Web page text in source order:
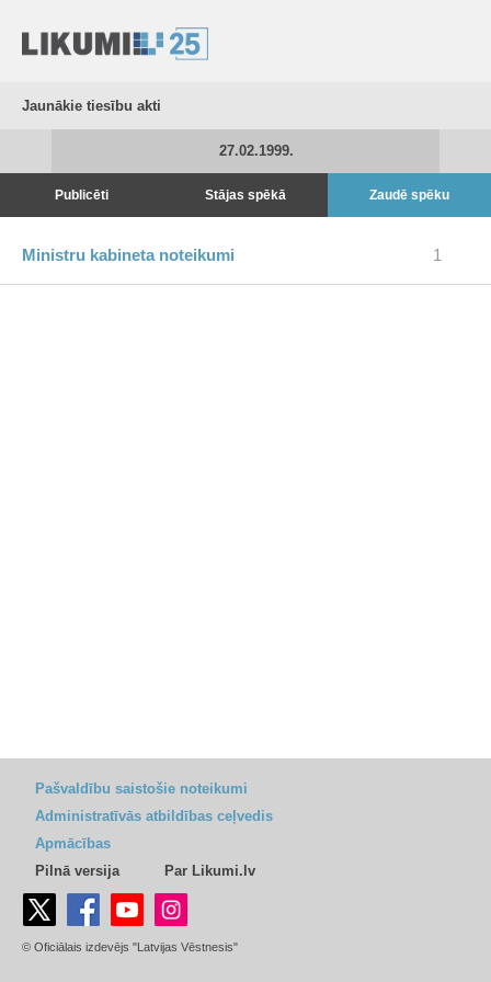
Jaunākie tiesību akti
27.02.1999.
Publicēti Stājas spēkā Zaudē spēku
Ministru kabineta noteikumi 1
Pašvaldību saistošie noteikumi
Administratīvās atbildības ceļvedis
Apmācības
Pilnā versija
Par Likumi.lv
© Oficiālais izdevējs "Latvijas Vēstnesis"